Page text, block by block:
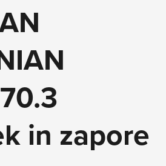
in zapore